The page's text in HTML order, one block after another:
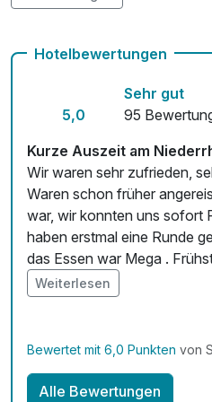
Insgesamt bietet Krefeld eine
Mischung aus Kultur, Natur
für jeden etwas zu bieten hat.
Zimmerservice verfügbar
Mit Hotelbar
Hotelbewertungen
5,0
Sehr gut
95
Kurze Auszeit am
Wir waren sehr zufrieden,
Waren schon früher
war, wir konnten uns sofort
haben erstmal eine Runde gedreht. Zimmer
das Essen war Mega .
👍 Werden wiederkommen
Weiterlesen
Bewertet mit 6,0 Punkten von
Alle Bewertungen